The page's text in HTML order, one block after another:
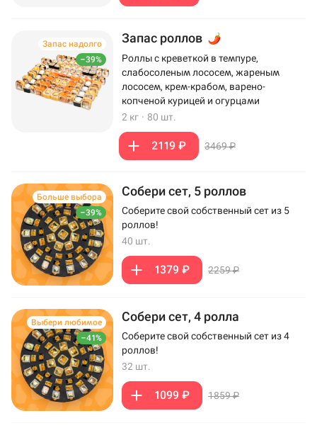
–39%
Запас надолго Запас роллов
Роллы с креветкой в темпуре,
слабосоленым лососем, жареным
лососем, крем-крабом, варено-
копченой курицей и огурцами
2 кг · 80 шт.
2119 ₽ 3469 ₽
–39%
Больше выбора Собери сет, 5 роллов
Соберите свой собственный сет из 5
роллов!
40 шт.
1379 ₽ 2259 ₽
–41%
Выбери любимое Собери сет, 4 ролла
Соберите свой собственный сет из 4
роллов!
32 шт.
1099 ₽ 1859 ₽